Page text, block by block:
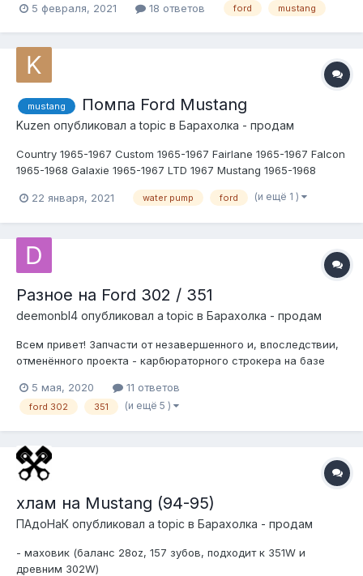
рассказы о моих авто тоже канули в лету... Короче, решил я
(Тула) машину...
5 февраля, 2021 18 ответов ford mustang
mustang Помпа Ford Mustang
Kuzen опубликовал a topic в Барахолка - продам
Country 1965-1967 Custom 1965-1967 Fairlane 1965-1967 Falcon
1965-1968 Galaxie 1965-1967 LTD 1967 Mustang 1965-1968
Ranch Wagon 1965-1967 Ranchero 1965-1967 more details on
cardone select 55-23142
22 января, 2021 water pump ford (и ещё 1 )
Разное на Ford 302 / 351
deemonbl4 опубликовал a topic в Барахолка - продам
Всем привет! Запчасти от незавершенного и, впоследствии,
отменённого проекта - карбюраторного строкера на базе
давно. Комплектность и состояние на фото (по клику - в
большом разрешении). Все запчасти находятся в Москве.
5 мая, 2020 11 ответов
ford 302 351 (и ещё 5 )
хлам на Mustang (94-95)
ПАдоНаК опубликовал a topic в Барахолка - продам
- маховик (баланс 28oz, 157 зубов, подходит к 351W и
древним 302W)